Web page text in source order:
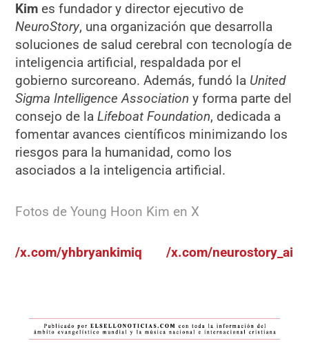
Kim es fundador y director ejecutivo de
NeuroStory, una organización que desarrolla
soluciones de salud cerebral con tecnología de
inteligencia artificial, respaldada por el
gobierno surcoreano. Además, fundó la United
Sigma Intelligence Association y forma parte del
consejo de laLifeboat Foundation, dedicada a
fomentar avances científicos minimizando los
riesgos para la humanidad, como los
asociados a la inteligencia artificial.
Fotos de Young Hoon Kim en X
/x.com/yhbryankimiq /x.com/neurostory_ai